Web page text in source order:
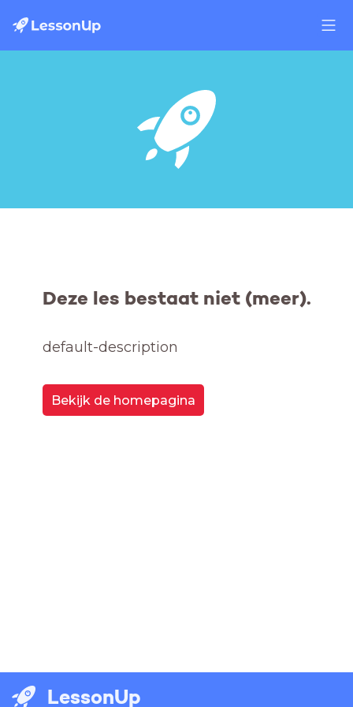
Deze les bestaat niet (meer).
default-description
Bekijk de homepagina
LessonUp